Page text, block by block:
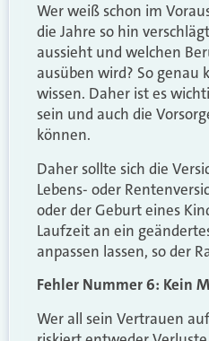
Wer weiß schon im
die Jahre so hin
aussieht und welchen
ausüben wird? So genau
wissen. Daher ist es
sein und auch die
können.
Daher sollte sich die
Lebens- oder
oder der Geburt eines
Laufzeit an ein
anpassen lassen, so der
Fehler Nummer 6: Kein
Wer all sein Vertrauen